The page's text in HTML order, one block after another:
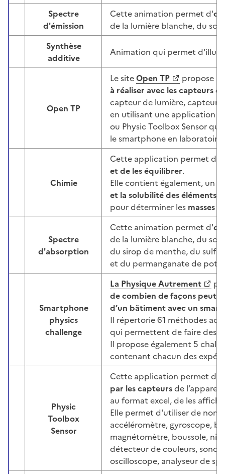
Spectre
d'émission
Cette animation permet d'
de la lumière blanche, du
Synthèse
additive
Animation qui permet
Open TP
Le siteOpen TP
propose
à réaliser avec les capteurs
capteur de lumière, capteur
en utilisant une application
ou Physic Toolbox Sensor
le smartphone en laboratoire
Chimie
Cette application permet de
et de les équilibrer.
Elle contient également, un
et la solubilité des éléments
pour déterminer les masses
Spectre
d'absorption
Cette animation permet d'
de la lumière blanche, du
du sirop de menthe, du
et du permanganate de
Smartphone
physics
challenge
La Physique Autrement
de combien de façons peut-
d’un bâtiment avec un
Il répertorie 61 méthodes
qui permettent de faire des
Il propose également 5
contenant chacun des
Physic
Toolbox
Sensor
Cette application permet d'
par les capteursde
au format excel, de les
Elle permet d'utiliser de
accéléromètre, gyroscope,
magnétomètre, boussole,
détecteur de couleurs,
oscilloscope, analyseur de